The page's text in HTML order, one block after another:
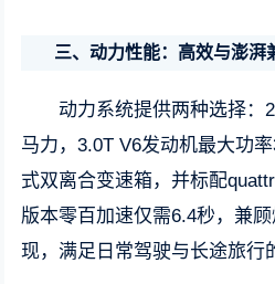
三、动力性能：高效与澎湃
动力系统提供两种选择：
马力，3.0T V6发动机最大功
式双离合变速箱，并标配
版本零百加速仅需6.4秒，兼
现，满足日常驾驶与长途旅行